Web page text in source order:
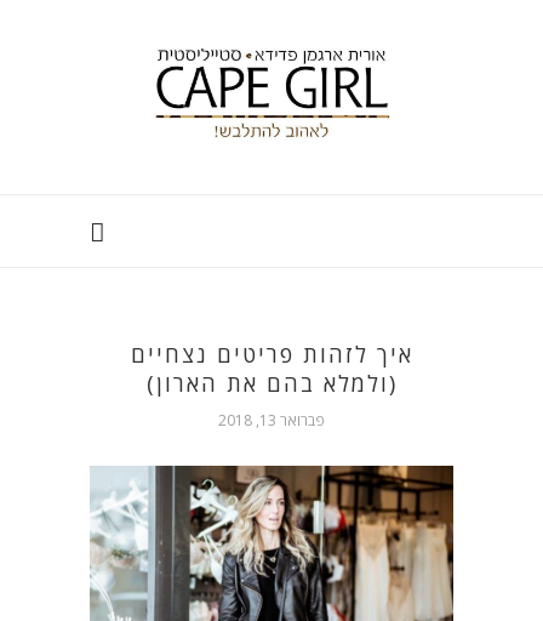
איך לזהות פריטים נצחיים
(ולמלא בהם את הארון)
פברואר 13, 2018